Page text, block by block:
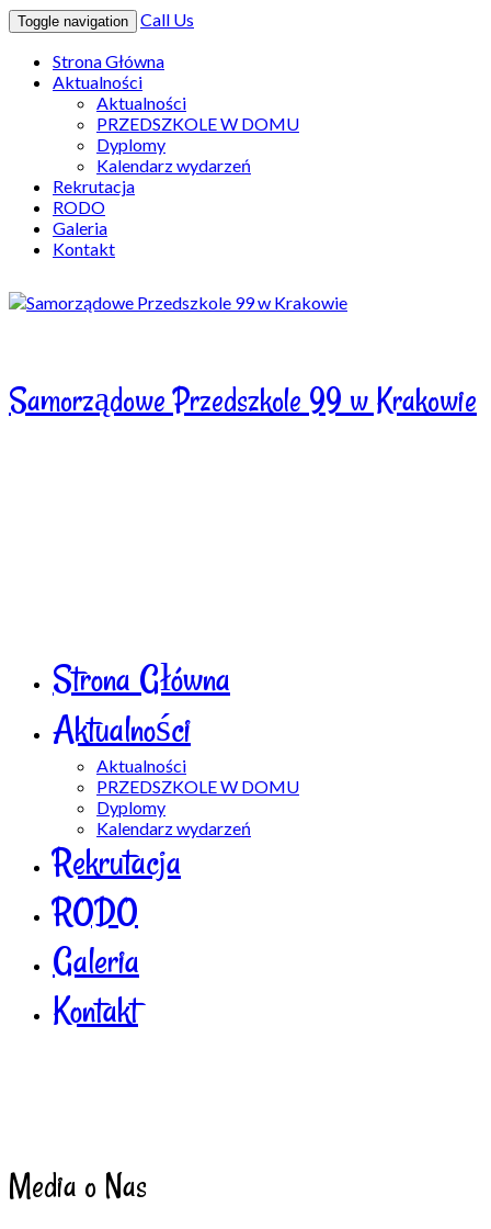
Toggle navigation
Call Us
Strona Główna
Aktualności
Aktualności
PRZEDSZKOLE W DOMU
Dyplomy
Kalendarz wydarzeń
Rekrutacja
RODO
Galeria
Kontakt
Samorządowe Przedszkole 99 w Krakowie
Strona Główna
Aktualności
Aktualności
PRZEDSZKOLE W DOMU
Dyplomy
Kalendarz wydarzeń
Rekrutacja
RODO
Galeria
Kontakt
Media o Nas